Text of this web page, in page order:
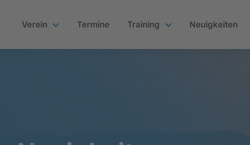
Verein Termine Training Neuigkeiten